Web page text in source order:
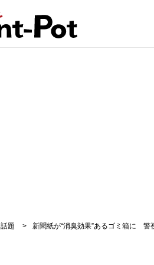
話題 新聞紙が“消臭効果”あるゴミ箱に 警